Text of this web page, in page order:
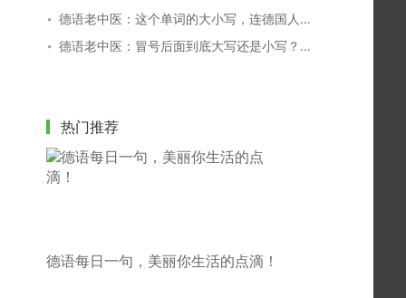
德语老中医：这个单词的大小写，连德国人都搞不清！
德语老中医：冒号后面到底大写还是小写？别再傻傻分不清！
热门推荐
德语每日一句，美丽你生活的点滴！